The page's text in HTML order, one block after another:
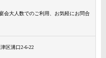
会大人数でのご利用、お気軽にお問合
区溝口2-6-22